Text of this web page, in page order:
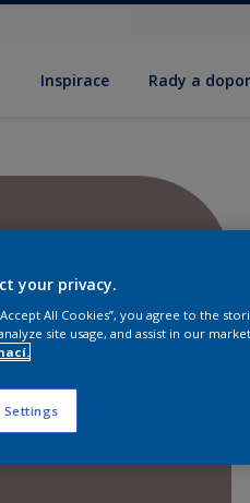
Inspirace Rady a
your privacy.
All Cookies”, you agree to the
site usage, and assist in our
Settings